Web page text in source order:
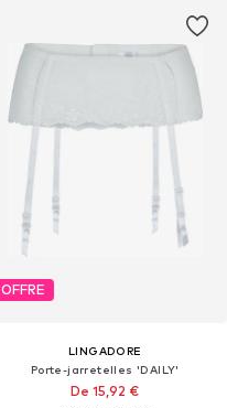
OFFRE
LINGADORE
Porte-jarretelles 'DAILY'
De 15,92 €